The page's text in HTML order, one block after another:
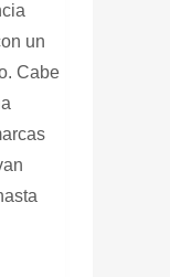
un
Cabe